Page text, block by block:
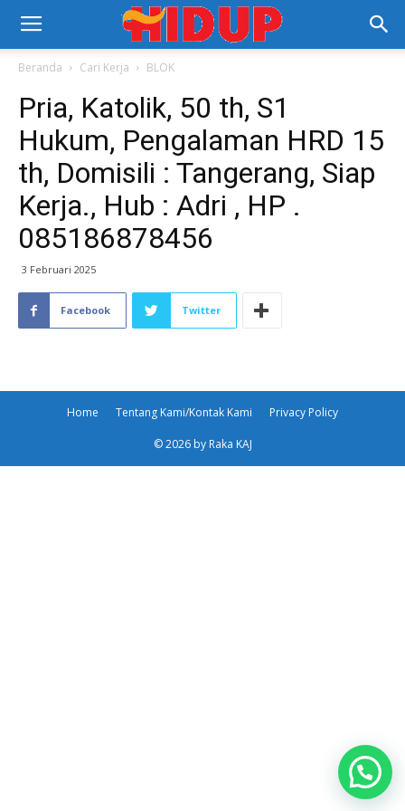
Beranda Cari Kerja BLOK
Pria, Katolik, 50 th, S1
Hukum, Pengalaman HRD 15
th, Domisili : Tangerang, Siap
Kerja., Hub : Adri , HP .
085186878456
3 Februari 2025
Facebook Twitter
Home Tentang Kami/Kontak Kami Privacy Policy
© 2026 by Raka KAJ